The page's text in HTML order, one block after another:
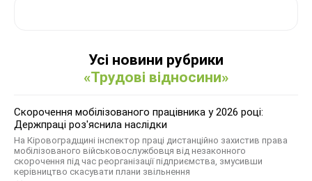
Усі новини рубрики
«Трудові відносини»
Скорочення мобілізованого працівника у 2026 році:
Держпраці роз'яснила наслідки
На Кіровоградщині інспектор праці дистанційно захистив права
мобілізованого військовослужбовця від незаконного
скорочення під час реорганізації підприємства, змусивши
керівництво скасувати плани звільнення